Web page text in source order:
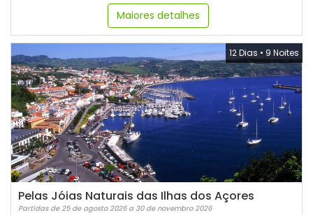
Maiores detalhes
12 Dias • 9 Noites
Pelas Jóias Naturais das Ilhas dos Açores
Partidas de 25 de agosto 2026 a 30 de novembro 2026